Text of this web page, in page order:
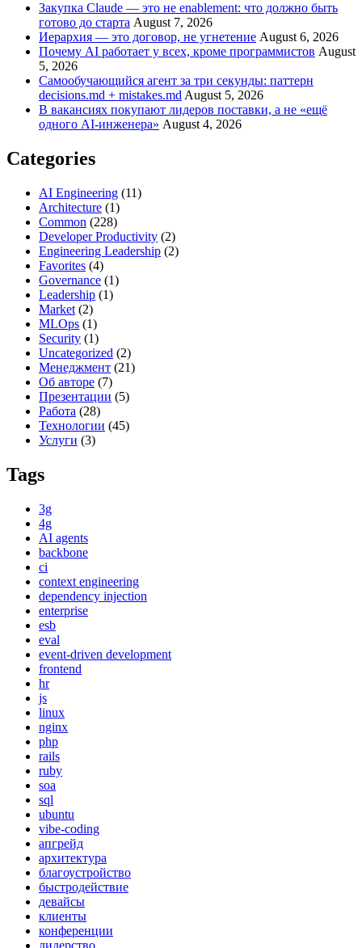
Закупка Claude — это не enablement: что должно быть
готово до старта August 7, 2026
Иерархия — это договор, не угнетение August 6, 2026
Почему AI работает у всех, кроме программистов August
5, 2026
Самообучающийся агент за три секунды: паттерн
decisions.md + mistakes.md August 5, 2026
В вакансиях покупают лидеров поставки, а не «ещё
одного AI-инженера» August 4, 2026
Categories
AI Engineering (11)
Architecture (1)
Common (228)
Developer Productivity (2)
Engineering Leadership (2)
Favorites (4)
Governance (1)
Leadership (1)
Market (2)
MLOps (1)
Security (1)
Uncategorized (2)
Менеджмент (21)
Об авторе (7)
Презентации (5)
Работа (28)
Технологии (45)
Услуги (3)
Tags
3g
4g
AI agents
backbone
ci
context engineering
dependency injection
enterprise
esb
eval
event-driven development
frontend
hr
js
linux
nginx
php
rails
ruby
soa
sql
ubuntu
vibe-coding
апгрейд
архитектура
благоустройство
быстродействие
девайсы
клиенты
конференции
лидерство